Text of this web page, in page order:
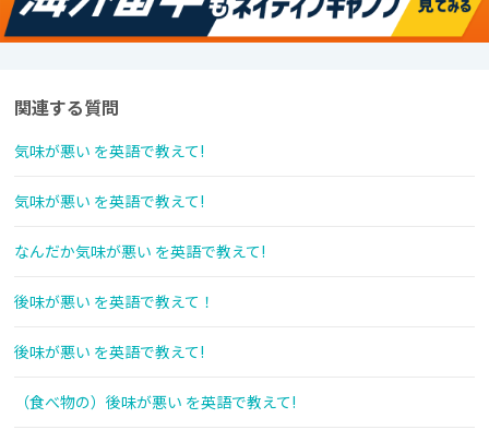
関連する質問
気味が悪い を英語で教えて!
気味が悪い を英語で教えて!
なんだか気味が悪い を英語で教えて!
後味が悪い を英語で教えて！
後味が悪い を英語で教えて!
（食べ物の）後味が悪い を英語で教えて!